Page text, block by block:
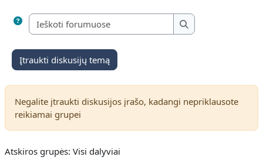
Ieškoti forumuose
Ieškoti forumuose
Įtraukti diskusijų temą
Negalite įtraukti diskusijos įrašo, kadangi nepriklausote
reikiamai grupei
Atskiros grupės: Visi dalyviai